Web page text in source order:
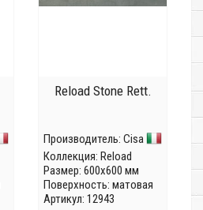
Reload Stone Rett.
Производитель: Cisa
Коллекция: Reload
Размер: 600x600 мм
Поверхность: матовая
Артикул: 12943